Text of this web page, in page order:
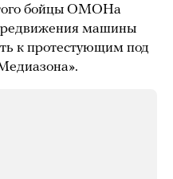
бойцы ОМОНа
машины
к протестующим под